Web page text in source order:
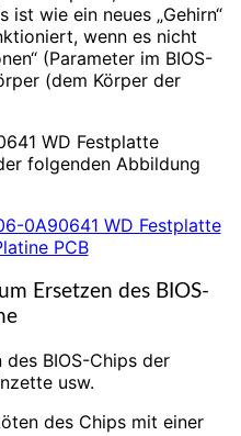
wie ein neues „Gehirn“
wenn es nicht
(Parameter im BIOS-
(dem Körper der
WD Festplatte
folgenden Abbildung
Ersetzen des BIOS-
BIOS-Chips der
usw.
des Chips mit einer